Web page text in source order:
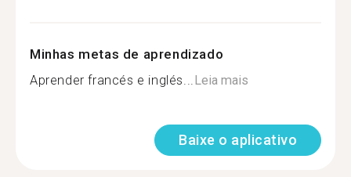
Minhas metas de aprendizado
Aprender francés e inglés...Leia mais
Baixe o aplicativo